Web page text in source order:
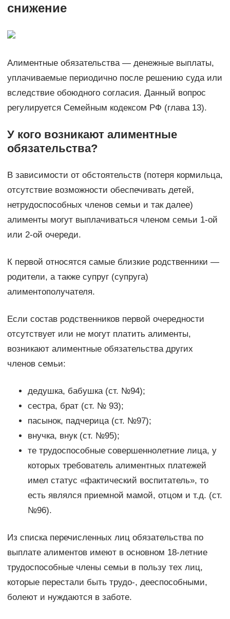
снижение
Алиментные обязательства — денежные выплаты,
уплачиваемые периодично после решению суда или
вследствие обоюдного согласия. Данный вопрос
регулируется Семейным кодексом РФ (глава 13).
У кого возникают алиментные
обязательства?
В зависимости от обстоятельств (потеря кормильца,
отсутствие возможности обеспечивать детей,
нетрудоспособных членов семьи и так далее)
алименты могут выплачиваться членом семьи 1-ой
или 2-ой очереди.
К первой относятся самые близкие родственники —
родители, а также супруг (супруга)
алиментополучателя.
Если состав родственников первой очередности
отсутствует или не могут платить алименты,
возникают алиментные обязательства других
членов семьи:
дедушка, бабушка (ст. №94);
сестра, брат (ст. № 93);
пасынок, падчерица (ст. №97);
внучка, внук (ст. №95);
те трудоспособные совершеннолетние лица, у
которых требователь алиментных платежей
имел статус «фактический воспитатель», то
есть являлся приемной мамой, отцом и т.д. (ст.
№96).
Из списка перечисленных лиц обязательства по
выплате алиментов имеют в основном 18-летние
трудоспособные члены семьи в пользу тех лиц,
которые перестали быть трудо-, дееспособными,
болеют и нуждаются в заботе.